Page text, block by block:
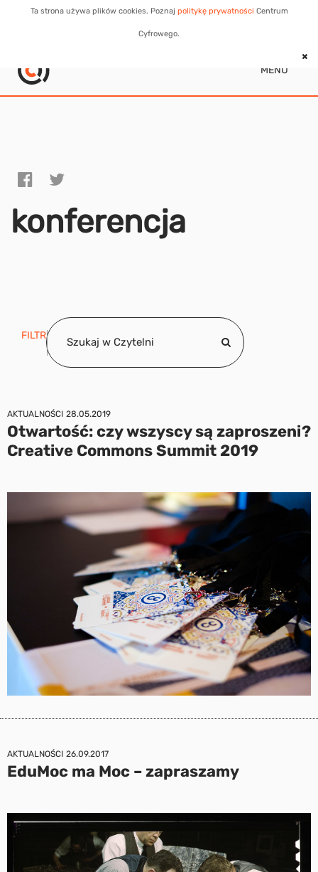
Ta strona używa plików cookies. Poznaj politykę prywatności Centrum
Cyfrowego.
MENU
konferencja
FILTR
AKTUALNOŚCI 28.05.2019
Otwartość: czy wszyscy są zaproszeni?
Creative Commons Summit 2019
AKTUALNOŚCI 26.09.2017
EduMoc ma Moc – zapraszamy